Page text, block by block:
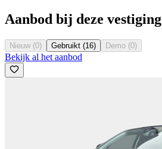
Aanbod bij deze vestiging
Nieuw (0) Gebruikt (16) Demo (0)
Bekijk al het aanbod